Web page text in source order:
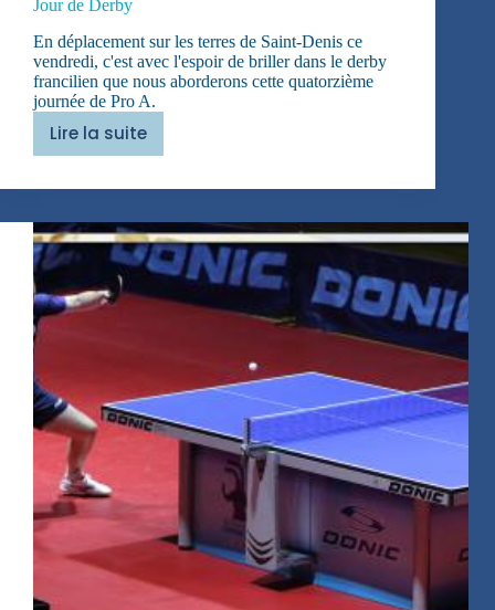
Jour de Derby
En déplacement sur les terres de Saint-Denis ce
vendredi, c'est avec l'espoir de briller dans le derby
francilien que nous aborderons cette quatorzième
journée de Pro A.
Lire la suite
Jour
Derby